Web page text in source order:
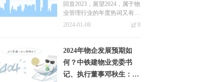
回首2023，展望2024，属于物
业管理行业的年度热词又有哪
些呢，极致科技小编盘点了以
넶 8
2024-01-08
2024年物企发展预期如
何？中铁建物业党委书
记、执行董事邓秋生：估